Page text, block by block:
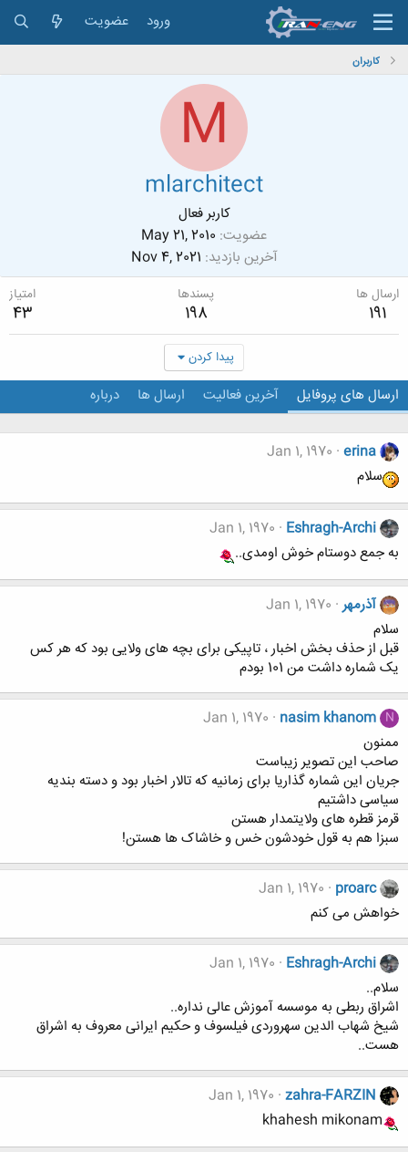
ورود عضویت
کاربران
M
mlarchitect
کاربر فعال
عضویت May 21, 2010
آخرین بازدید Nov 4, 2021
ارسال ها
191
پسندها
198
امتیاز
43
پیدا کردن
ارسال های پروفایل آخرین فعالیت ارسال ها درباره
erina
Jan 1, 1970
سلام
Eshragh-Archi
Jan 1, 1970
به جمع دوستام خوش اومدی..
آذرمهر Jan 1, 1970
سلام
قبل از حذف بخش اخبار ، تاپیکی برای بچه های ولایی بود که هر کس
یک شماره داشت من 101 بودم
N
nasim khanom
Jan 1, 1970
ممنون
صاحب این تصویر زیباست
جریان این شماره گذاریا برای زمانیه که تالار اخبار بود و دسته بندیه
سیاسی داشتیم
قرمز قطره های ولایتمدار هستن
سبزا هم به قول خودشون خس و خاشاک ها هستن!
proarc
Jan 1, 1970
خواهش می کنم
Eshragh-Archi
Jan 1, 1970
سلام..
اشراق ربطی به موسسه آموزش عالی نداره..
شیخ شهاب الدین سهروردی فیلسوف و حکیم ایرانی معروف به اشراق
هست..
zahra-FARZIN
Jan 1, 1970
khahesh mikonam